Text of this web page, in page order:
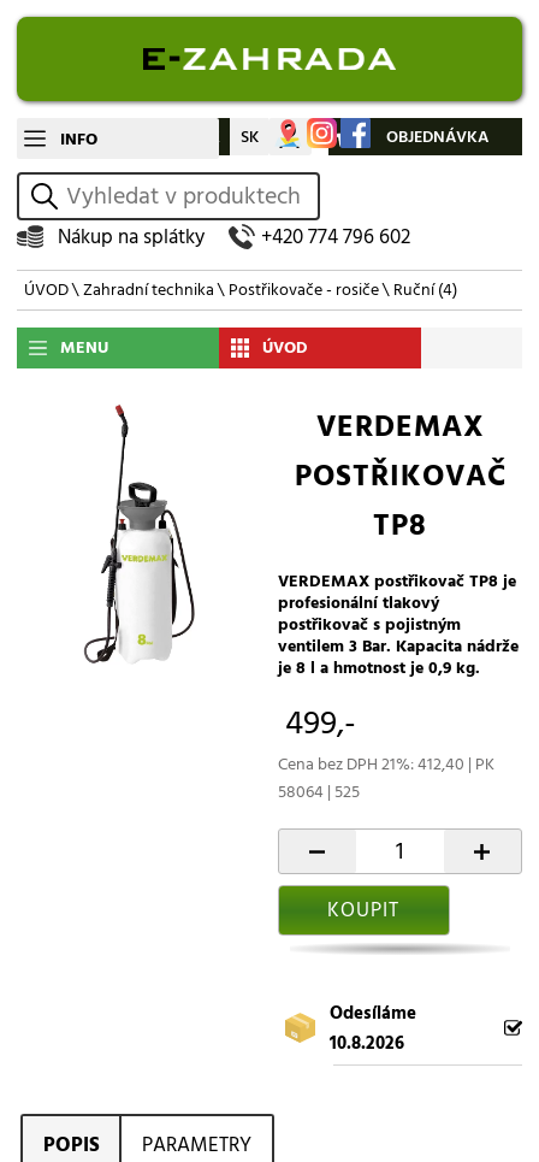
INFO CZ SK Můj účet OBJEDNÁVKA
vyhledat
Nákup na splátky +420 774 796 602
ÚVOD\Zahradní technika\Postřikovače - rosiče\Ruční(4)
MENU ÚVOD
VERDEMAX
POSTŘIKOVAČ
TP8
VERDEMAX postřikovač TP8 je
profesionální tlakový
postřikovač s pojistným
ventilem 3 Bar. Kapacita nádrže
je 8 l a hmotnost je 0,9 kg.
499,-
Cena bez DPH 21%: 412,40 | PK
58064 | 525
- +
KOUPIT
Odesíláme
10.8.2026
POPIS PARAMETRY